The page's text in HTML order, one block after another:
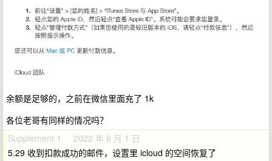
余额是足够的，之前在微信里面充了 1k
各位老哥有同样的情况吗？
Supplement 1 · 2022 年 6 月 1 日
5.29 收到扣款成功的邮件，设置里 icloud 的空间恢复了